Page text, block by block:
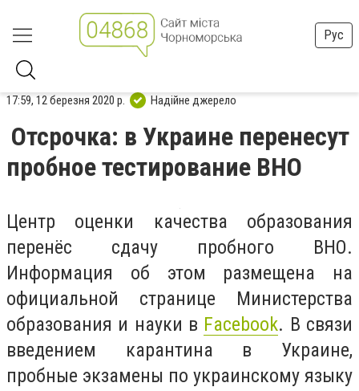
Рус
17:59, 12 березня 2020 р. Надійне джерело
Отсрочка: в Украине перенесут
пробное тестирование ВНО
Центр оценки качества образования
перенёс сдачу пробного ВНО.
Информация об этом размещена на
официальной странице Министерства
образования и науки в Facebook. В связи
введением карантина в Украине,
пробные экзамены по украинскому языку